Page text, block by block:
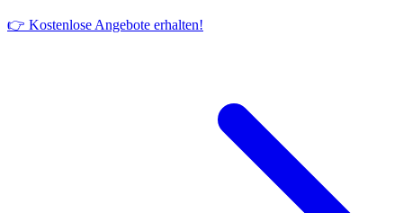
👉 Kostenlose Angebote erhalten!